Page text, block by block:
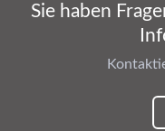
Sie haben